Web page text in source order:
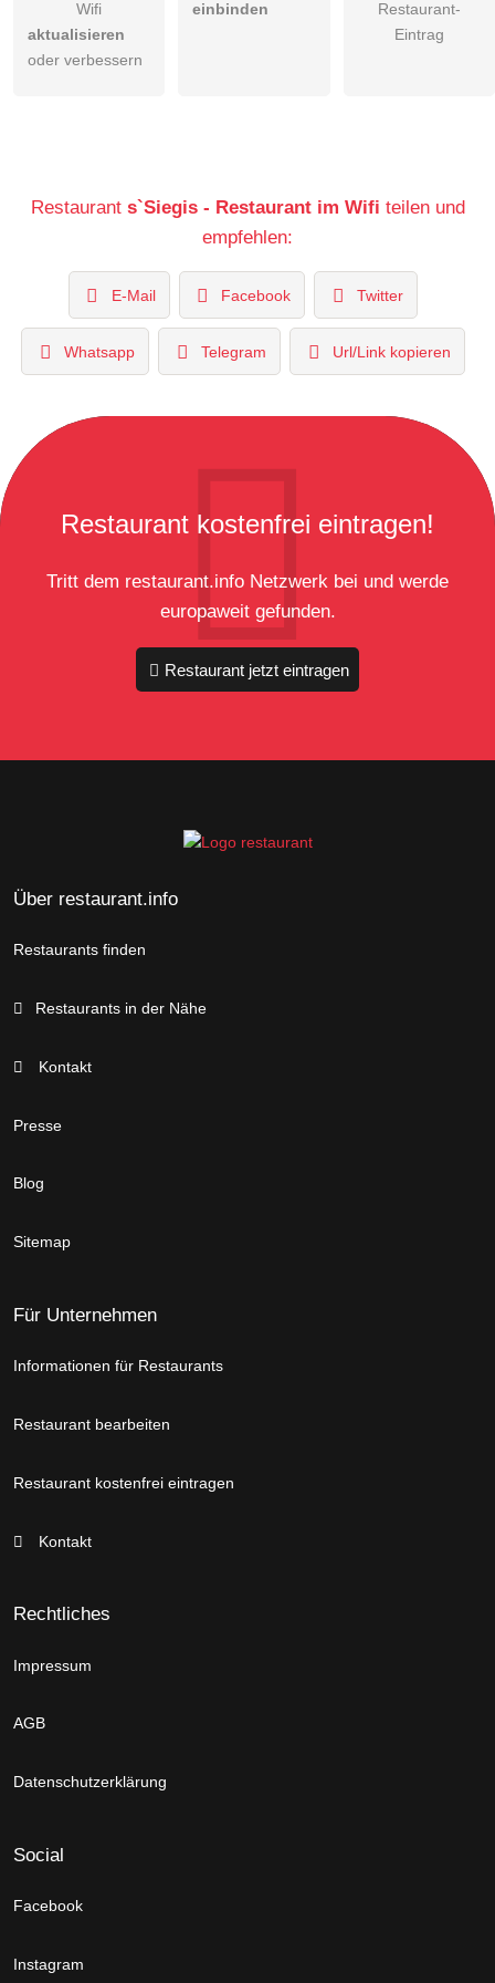
Wifi
aktualisieren
oder verbessern
einbinden
Restaurant-
Eintrag
Restaurant s`Siegis - Restaurant im Wifi teilen und
empfehlen:
E-Mail Facebook Twitter
Whatsapp Telegram Url/Link kopieren
Restaurant kostenfrei eintragen!
Tritt dem restaurant.info Netzwerk bei und werde
europaweit gefunden.
Restaurant jetzt eintragen
Über restaurant.info
Restaurants finden
Restaurants in der Nähe
Kontakt
Presse
Blog
Sitemap
Für Unternehmen
Informationen für Restaurants
Restaurant bearbeiten
Restaurant kostenfrei eintragen
Kontakt
Rechtliches
Impressum
AGB
Datenschutzerklärung
Social
Facebook
Instagram